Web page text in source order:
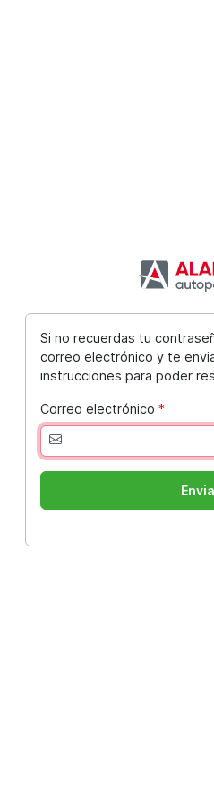
Si no recuerdas tu
correo electrónico y te
instrucciones para poder
Correo electrónico *